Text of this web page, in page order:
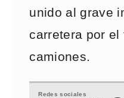
unido al grave
carretera por el
camiones.
Redes sociales